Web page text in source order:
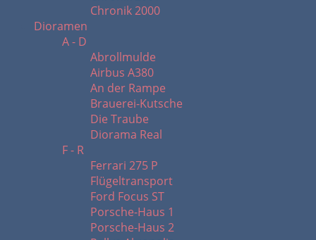
Chronik 2000
Dioramen
A - D
Abrollmulde
Airbus A380
An der Rampe
Brauerei-Kutsche
Die Traube
Diorama Real
F - R
Ferrari 275 P
Flügeltransport
Ford Focus ST
Porsche-Haus 1
Porsche-Haus 2